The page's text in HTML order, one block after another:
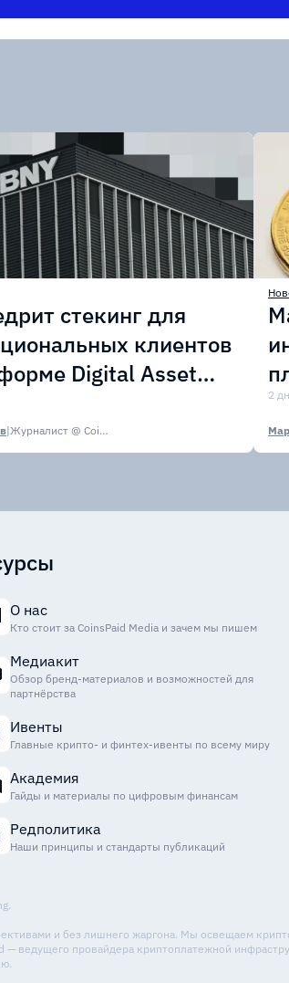
стекинг для
клиентов
Digital Asset
| Журналист @ CoinsPaid Media
2
О нас
Кто стоит за CoinsPaid Media и зачем мы пишем
Медиакит
Обзор бренд-материалов и возможностей для
партнёрства
Ивенты
Главные крипто- и финтех-ивенты по всему миру
Академия
Гайды и материалы по цифровым финансам
Редполитика
Наши принципы и стандарты публикаций
и без лишнего жаргона. Мы освещаем
ведущего провайдера криптоплатежной